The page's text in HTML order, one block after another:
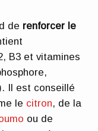
de renforcer le
B3 et vitamines
Il est conseillé
le citron, de la
ou de